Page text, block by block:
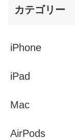
カテゴリー
iPhone
iPad
Mac
AirPods